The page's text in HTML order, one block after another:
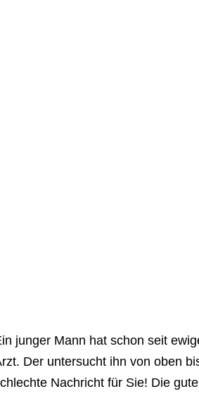
junger Mann hat schon seit
Der untersucht ihn von oben
Nachricht für Sie! Die